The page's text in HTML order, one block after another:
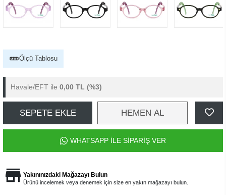
Ölçü Tablosu
Havale/EFT ile 0,00 TL (%3)
SEPETE EKLE HEMEN AL
WHATSAPP İLE SİPARİŞ VER
Yakınınızdaki Mağazayı Bulun
Ürünü incelemek veya denemek için size en yakın mağazayı bulun.